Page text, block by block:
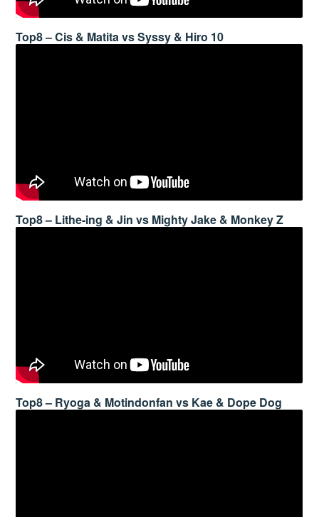
Top8 – Cis & Matita vs Syssy & Hiro 10
Top8 – Lithe-ing & Jin vs Mighty Jake & Monkey Z
Top8 – Ryoga & Motindonfan vs Kae & Dope Dog